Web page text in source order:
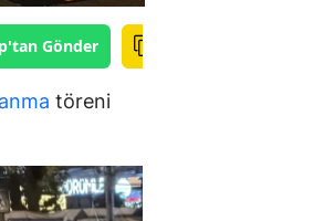
Gönder
anma töreni